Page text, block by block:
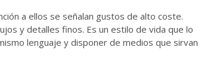
a ellos se señalan gustos de alto coste.
y detalles finos. Es un estilo de vida que lo
lenguaje y disponer de medios que sirvan